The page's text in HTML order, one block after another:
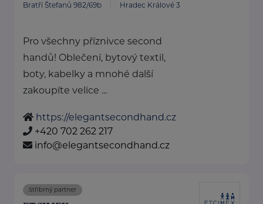
Bratří Štefanů 982/69b Hradec Králové 3
Pro všechny příznivce second
handů! Oblečení, bytový textil,
boty, kabelky a mnohé další
zakoupíte velice ...
https://elegantsecondhand.cz
+420 702 262 217
info@elegantsecondhand.cz
Stříbrný partner